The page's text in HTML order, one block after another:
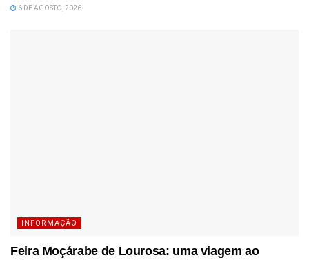
6 DE AGOSTO, 2026
INFORMAÇÃO
Feira Moçárabe de Lourosa: uma viagem ao